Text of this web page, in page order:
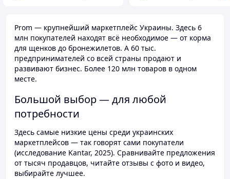
Prom — крупнейший маркетплейс Украины. Здесь 6
млн покупателей находят всё необходимое — от корма
для щенков до бронежилетов. А 60 тыс.
предпринимателей со всей страны продают и
развивают бизнес. Более 120 млн товаров в одном
месте.
Большой выбор — для любой
потребности
Здесь самые низкие цены среди украинских
маркетплейсов — так говорят сами покупатели
(исследование Kantar, 2025). Сравнивайте предложения
от тысяч продавцов, читайте отзывы с фото и видео,
выбирайте лучшее.